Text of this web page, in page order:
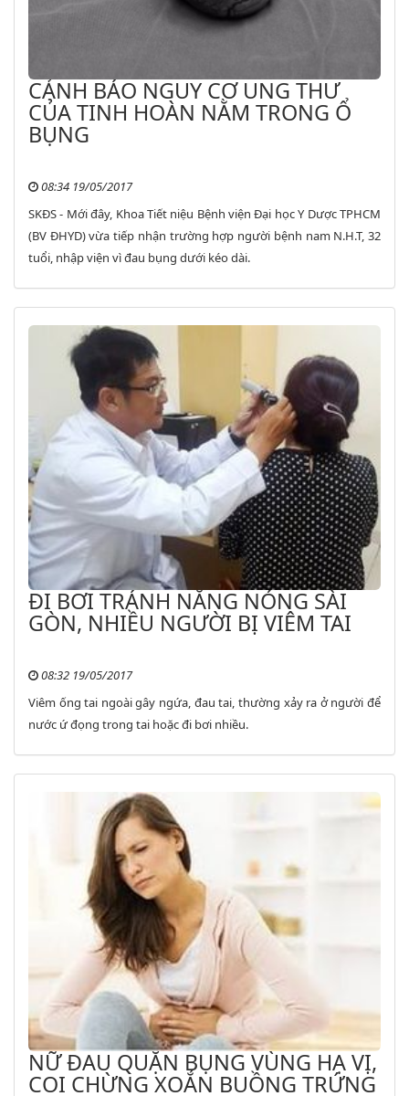
CẢNH BÁO NGUY CƠ UNG THƯ
CỦA TINH HOÀN NẰM TRONG Ổ
BỤNG
08:34 19/05/2017
SKĐS - Mới đây, Khoa Tiết niệu Bệnh viện Đại học Y Dược TPHCM
(BV ĐHYD) vừa tiếp nhận trường hợp người bệnh nam N.H.T, 32
tuổi, nhập viện vì đau bụng dưới kéo dài.
ĐI BƠI TRÁNH NẮNG NÓNG SÀI
GÒN, NHIỀU NGƯỜI BỊ VIÊM TAI
08:32 19/05/2017
Viêm ống tai ngoài gây ngứa, đau tai, thường xảy ra ở người để
nước ứ đọng trong tai hoặc đi bơi nhiều.
NỮ ĐAU QUẶN BỤNG VÙNG HẠ VỊ,
COI CHỪNG XOẮN BUỒNG TRỨNG